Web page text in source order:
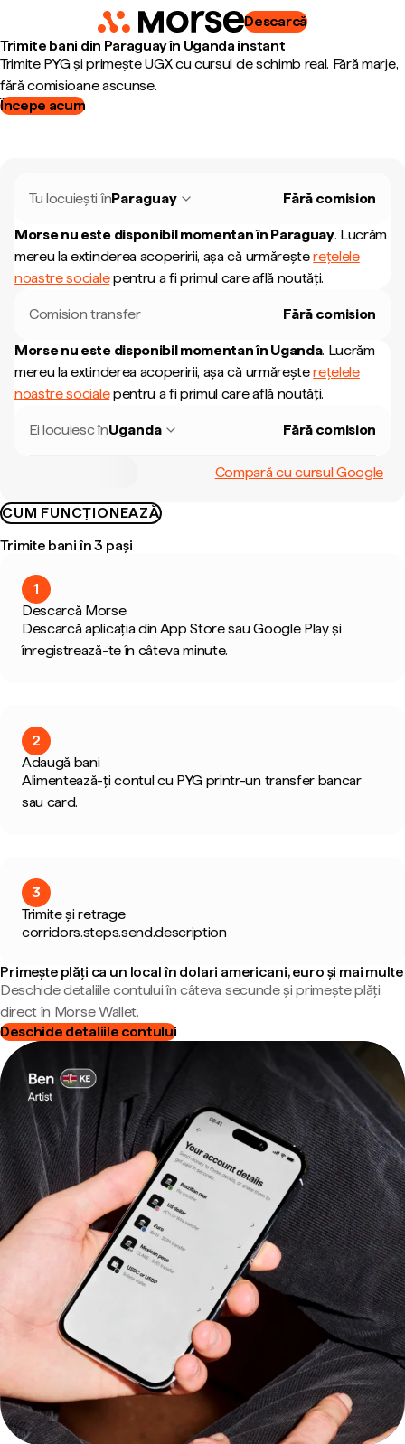
Descarcă
Trimite bani din Paraguay în Uganda instant
Trimite PYG și primește UGX cu cursul de schimb real. Fără marje,
fără comisioane ascunse.
Începe acum
Tu locuiești înParaguay Fără comision
Morse nu este disponibil momentan în Paraguay. Lucrăm
mereu la extinderea acoperirii, așa că urmăreșterețelele
noastre socialepentru a fi primul care află noutăți.
Comision transfer Fără comision
Morse nu este disponibil momentan în Uganda. Lucrăm
mereu la extinderea acoperirii, așa că urmăreșterețelele
noastre socialepentru a fi primul care află noutăți.
Ei locuiesc înUganda Fără comision
Compară cu cursul Google
CUM FUNCȚIONEAZĂ
Trimite bani în 3 pași
1
Descarcă Morse
Descarcă aplicația din App Store sau Google Play și
înregistrează-te în câteva minute.
2
Adaugă bani
Alimentează-ți contul cu PYG printr-un transfer bancar
sau card.
3
Trimite și retrage
corridors.steps.send.description
Primește plăți ca un local în dolari americani, euro și mai multe
Deschide detaliile contului în câteva secunde și primește plăți
direct în Morse Wallet.
Deschide detaliile contului